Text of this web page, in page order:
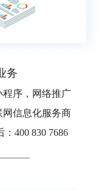
务
序，网络推广
信息化服务商
400 830 7686